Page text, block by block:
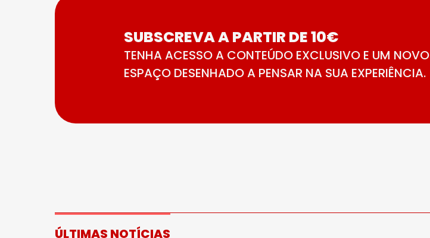
SUBSCREVA A PARTIR DE 10€
TENHA ACESSO A CONTEÚDO EXCLUSIVO E UM NOVO
ESPAÇO DESENHADO A PENSAR NA SUA EXPERIÊNCIA.
ÚLTIMAS NOTÍCIAS